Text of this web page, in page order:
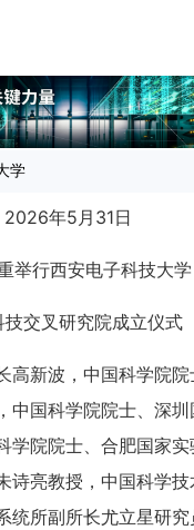
学
2026年5月31日
举行西安电子科技大学
技交叉研究院成立仪式
高新波，中国科学院
中国科学院院士、深
学院院士、合肥国家实
诗亮教授，中国科学
统所副所长尤立星研